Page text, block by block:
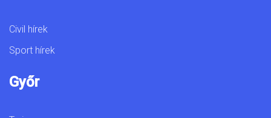
Civil hírek
Sport hírek
Győr